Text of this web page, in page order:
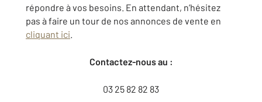
répondre à vos besoins. En attendant, n’hésitez
pas à faire un tour de nos annonces de vente en
cliquant ici
Contactez-nous au :
03 25 82 82 83